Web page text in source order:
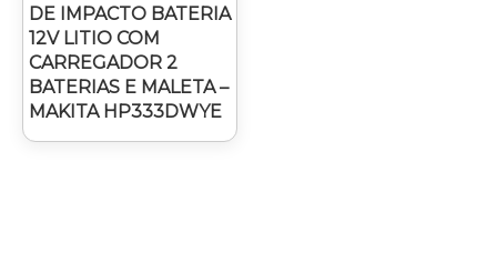
DE IMPACTO BATERIA
12V LITIO COM
CARREGADOR 2
BATERIAS E MALETA –
MAKITA HP333DWYE